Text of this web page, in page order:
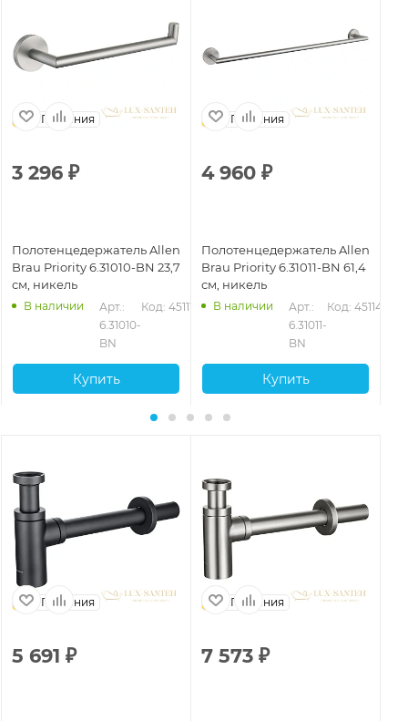
Германия
3 296 ₽
Полотенцедержатель Allen
Brau Priority 6.31010-BN 23,7
см, никель
В наличии
Арт.:
6.31010-
BN
Код: 45111
Купить
Германия
4 960 ₽
Полотенцедержатель Allen
Brau Priority 6.31011-BN 61,4
см, никель
В наличии
Арт.:
6.31011-
BN
Код: 45114
Купить
Германия
5 691 ₽
Германия
7 573 ₽